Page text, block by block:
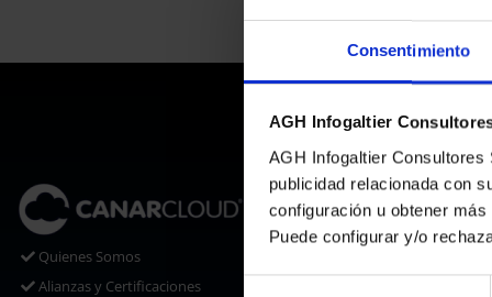
Consentimiento
AGH Infogaltier
AGH Infogaltier
publicidad relacionada con
configuración u obtener
Puede configurar y/o
Quienes Somos
Alianzas y Certificaciones
Registros
Traslados